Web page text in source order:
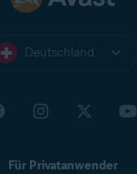
Deutschland
Für Privatanwender